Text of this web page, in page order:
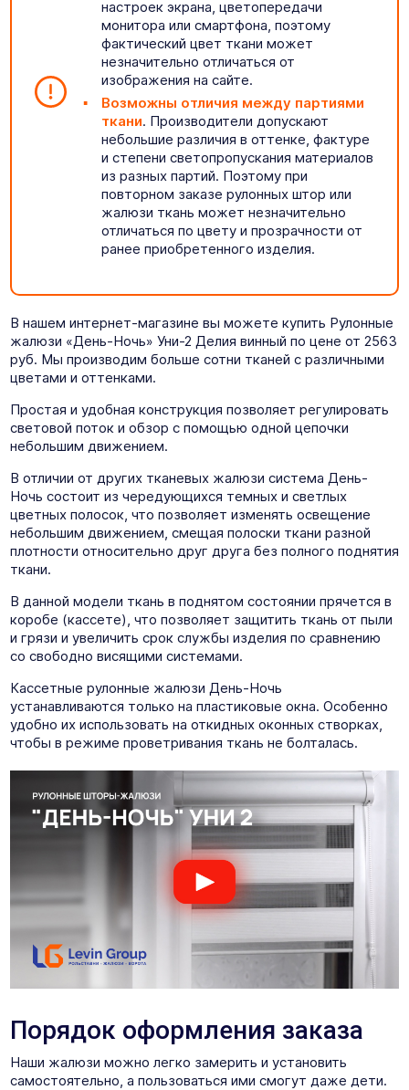
настроек экрана, цветопередачи
монитора или смартфона, поэтому
фактический цвет ткани может
незначительно отличаться от
изображения на сайте.
Возможны отличия между партиями
ткани. Производители допускают
небольшие различия в оттенке, фактуре
и степени светопропускания материалов
из разных партий. Поэтому при
повторном заказе рулонных штор или
жалюзи ткань может незначительно
отличаться по цвету и прозрачности от
ранее приобретенного изделия.
В нашем интернет-магазине вы можете купить Рулонные
жалюзи «День-Ночь» Уни-2 Делия винный по цене от 2563
руб. Мы производим больше сотни тканей с различными
цветами и оттенками.
Простая и удобная конструкция позволяет регулировать
световой поток и обзор с помощью одной цепочки
небольшим движением.
В отличии от других тканевых жалюзи система День-
Ночь состоит из чередующихся темных и светлых
цветных полосок, что позволяет изменять освещение
небольшим движением, смещая полоски ткани разной
плотности относительно друг друга без полного поднятия
ткани.
В данной модели ткань в поднятом состоянии прячется в
коробе (кассете), что позволяет защитить ткань от пыли
и грязи и увеличить срок службы изделия по сравнению
со свободно висящими системами.
Кассетные рулонные жалюзи День-Ночь
устанавливаются только на пластиковые окна. Особенно
удобно их использовать на откидных оконных створках,
чтобы в режиме проветривания ткань не болталась.
Порядок оформления заказа
Наши жалюзи можно легко замерить и установить
самостоятельно, а пользоваться ими смогут даже дети.